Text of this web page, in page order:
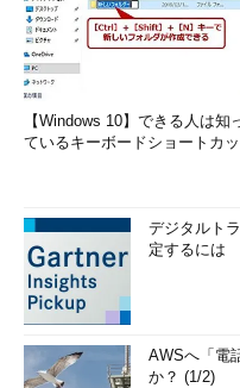
【Windows 10】できる人は知
ているキーボードショートカッ
デジタルト
定するには
AWSへ「電
か？ (1/2)